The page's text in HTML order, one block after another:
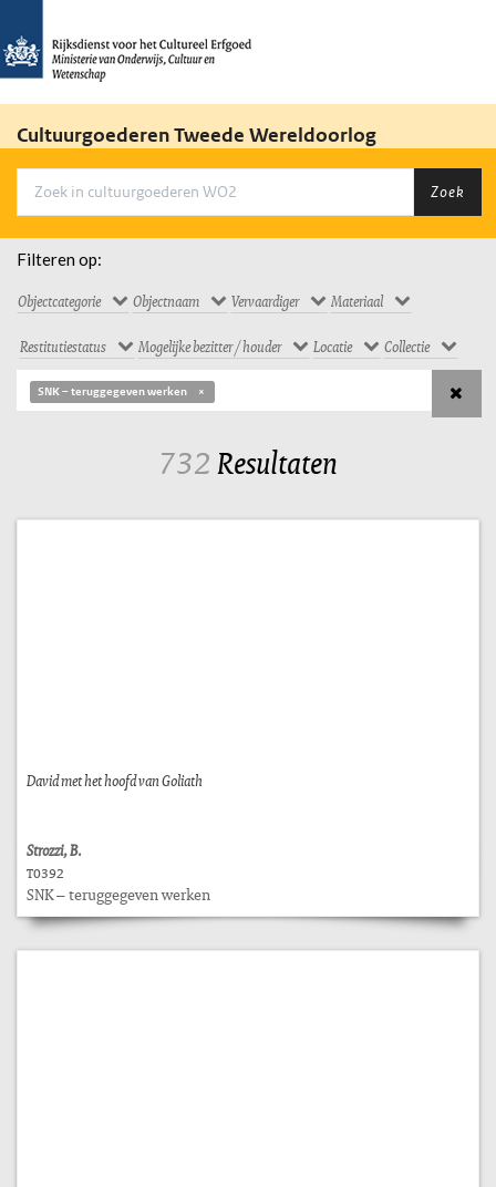
Cultuurgoederen Tweede Wereldoorlog
Zoek
Filteren op:
Objectcategorie Objectnaam Vervaardiger Materiaal
Restitutiestatus Mogelijke bezitter / houder Locatie Collectie
SNK – teruggegeven werken
732Resultaten
David met het hoofd van Goliath
Strozzi, B.
T0392
SNK – teruggegeven werken